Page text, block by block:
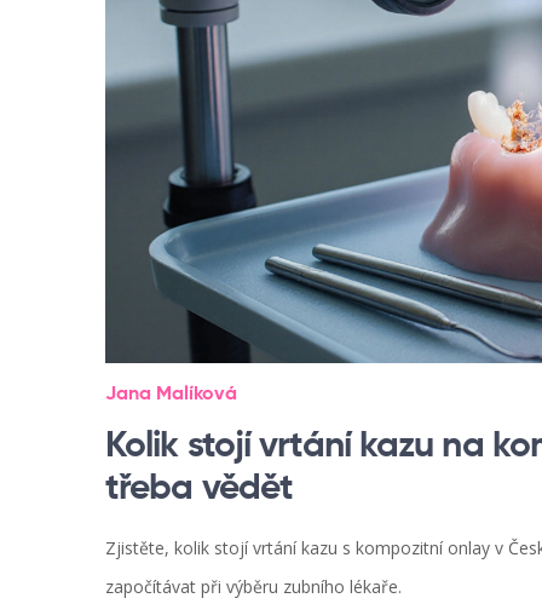
Jana Malíková
Kolik stojí vrtání kazu na
třeba vědět
Zjistěte, kolik stojí vrtání kazu s kompozitní onlay v
započítávat při výběru zubního lékaře.